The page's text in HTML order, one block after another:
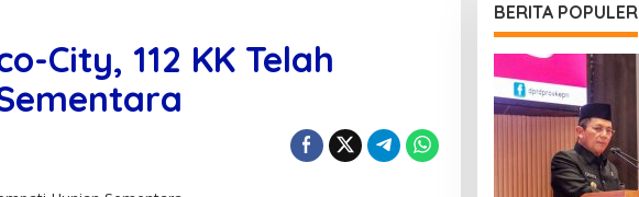
City, 112 KK Telah
BERITA POPULER